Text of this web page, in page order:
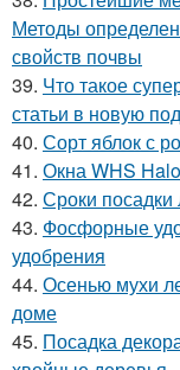
Методы
свойств почвы
39. Что такое
статьи в новую
40. Сорт яблок с
41. Окна WHS
42. Сроки
43. Фосфорные
удобрения
44. Осенью мухи
доме
45. Посадка